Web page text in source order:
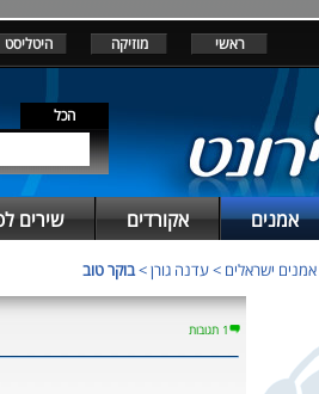
ראשי מוזיקה היטליסט
הכל
אמנים אקורדים שירים
אמנים ישראלים >עדנה גורן>בוקר טוב
1 תגובות